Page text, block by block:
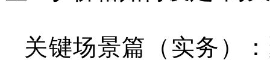
关键场景篇（实务）：